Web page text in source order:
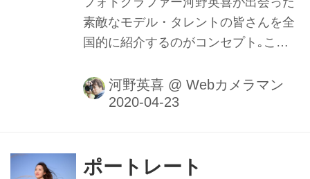
素敵なモデル・タレントの皆さんを全
国的に紹介するのがコンセプト｡ここ
インダー内の様子を垣間見ることがで
きるのはもちろん､週替わりの撮影小
モデルの動きに合わせてフレームをキ
河野英喜 @ Webカメラマン
ポートレート